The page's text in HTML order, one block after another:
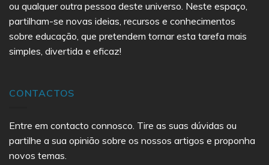
ou qualquer outra pessoa deste universo. Neste espaço,
partilham-se novas ideias, recursos e conhecimentos
sobre educação, que pretendem tornar esta tarefa mais
simples, divertida e eficaz!
CONTACTOS
Entre em contacto connosco. Tire as suas dúvidas ou
partilhe a sua opinião sobre os nossos artigos e proponha
novos temas.